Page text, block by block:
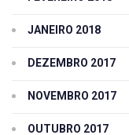
JANEIRO 2018
DEZEMBRO 2017
NOVEMBRO 2017
OUTUBRO 2017